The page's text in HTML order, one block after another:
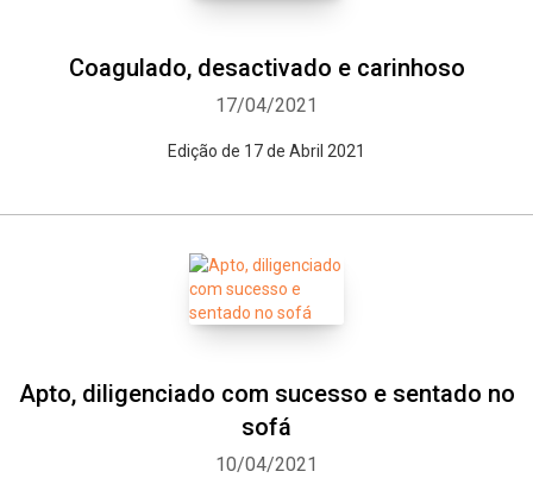
Coagulado, desactivado e carinhoso
17/04/2021
Edição de 17 de Abril 2021
Apto, diligenciado com sucesso e sentado no
sofá
10/04/2021